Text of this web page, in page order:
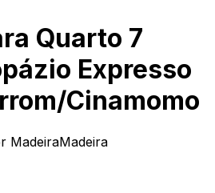
Quarto 7
Expresso
Cinamomo
MadeiraMadeira